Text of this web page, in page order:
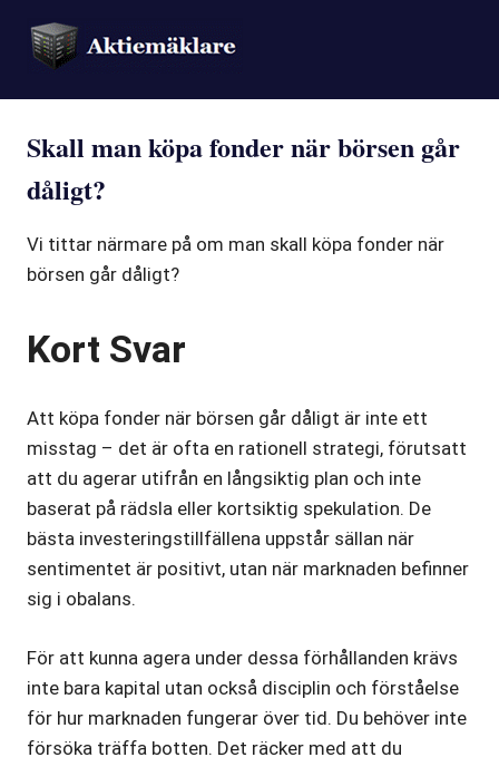
Skall man köpa fonder när börsen går
dåligt?
Vi tittar närmare på om man skall köpa fonder när
börsen går dåligt?
Kort Svar
Att köpa fonder när börsen går dåligt är inte ett
misstag – det är ofta en rationell strategi, förutsatt
att du agerar utifrån en långsiktig plan och inte
baserat på rädsla eller kortsiktig spekulation. De
bästa investeringstillfällena uppstår sällan när
sentimentet är positivt, utan när marknaden befinner
sig i obalans.
För att kunna agera under dessa förhållanden krävs
inte bara kapital utan också disciplin och förståelse
för hur marknaden fungerar över tid. Du behöver inte
försöka träffa botten. Det räcker med att du